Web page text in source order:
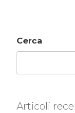
Cerca
Articoli